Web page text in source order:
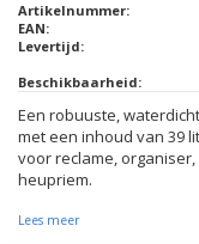
Artikelnummer:
EAN:
Levertijd:
Beschikbaarheid:
Een robuuste,
met een inhoud van 39
voor reclame,
heupriem.
Lees meer